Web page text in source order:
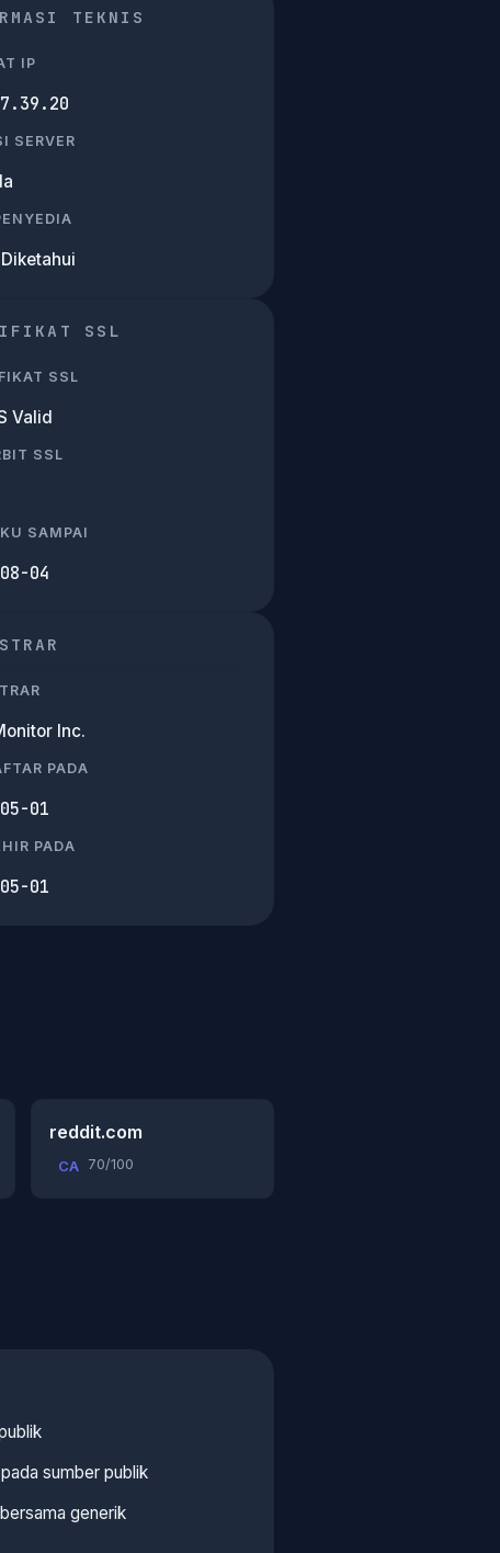
TEKNIS
IP
SERVER
SSL
SSL
Valid
SSL
SAMPAI
04
Inc.
PADA
01
PADA
01
reddit.com
CA 70/100
sumber publik
generik